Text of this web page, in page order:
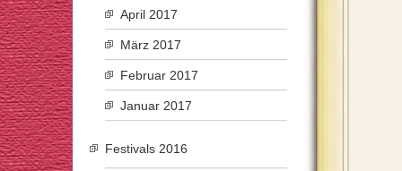
April 2017
März 2017
Februar 2017
Januar 2017
Festivals 2016